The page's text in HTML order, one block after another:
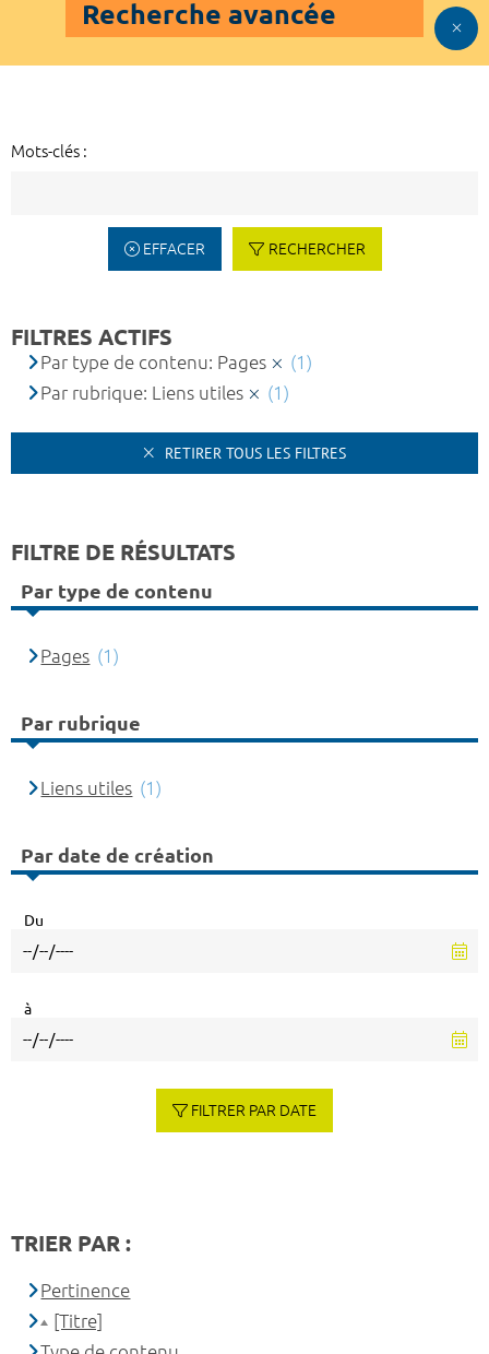
Recherche avancée
Mots-clés :
EFFACER RECHERCHER
FILTRES ACTIFS
Par type de contenu: Pages
(1)
Par rubrique: Liens utiles
(1)
RETIRER TOUS LES FILTRES
FILTRE DE RÉSULTATS
Par type de contenu
Pages (1)
Par rubrique
Liens utiles (1)
Par date de création
Du
à
FILTRER PAR DATE
TRIER PAR :
Pertinence
[Titre]